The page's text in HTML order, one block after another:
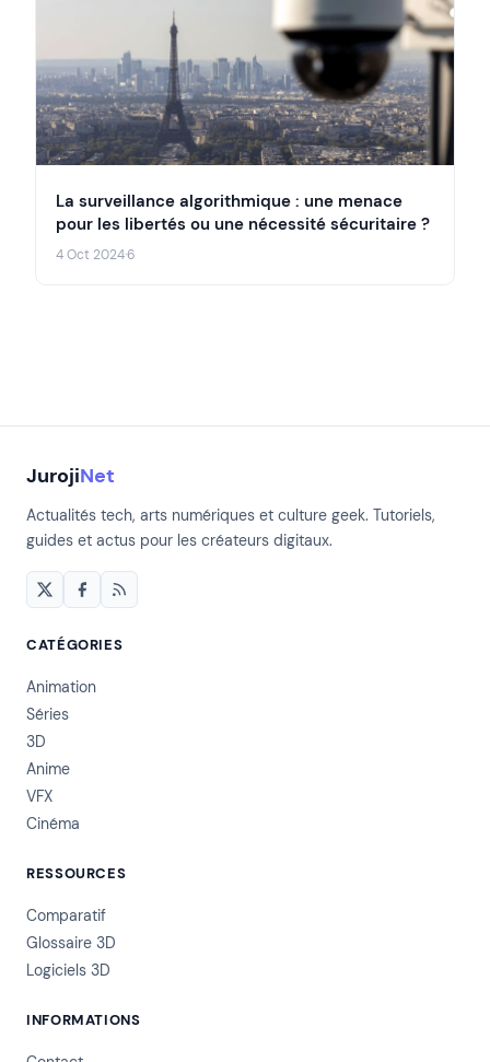
La surveillance algorithmique : une menace
pour les libertés ou une nécessité sécuritaire ?
4 Oct 2024·6
JurojiNet
Actualités tech, arts numériques et culture geek. Tutoriels,
guides et actus pour les créateurs digitaux.
CATÉGORIES
Animation
Séries
3D
Anime
VFX
Cinéma
RESSOURCES
Comparatif
Glossaire 3D
Logiciels 3D
INFORMATIONS